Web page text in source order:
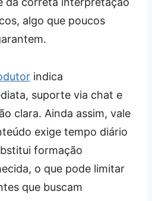
algo que poucos
indica
suporte via chat e
clara. Ainda assim, vale
exige tempo diário
formação
o que pode limitar
que buscam